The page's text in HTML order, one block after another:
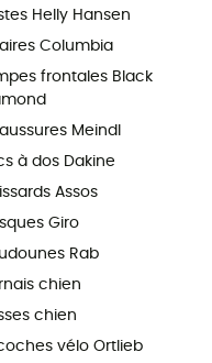
Helly Hansen
Columbia
frontales Black
Meindl
à dos Dakine
Assos
Giro
Rab
chien
chien
vélo Ortlieb